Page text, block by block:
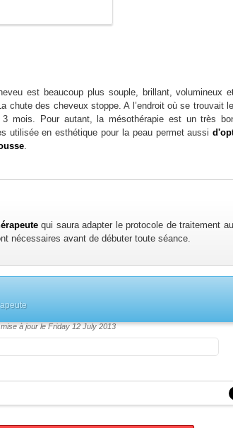
est beaucoup plus souple, brillant, volumineux
chute des cheveux stoppe. A l’endroit où se trouvait
mois. Pour autant, la mésothérapie est un très
utilisée en esthétique pour la peau permet aussi
.
qui saura adapter le protocole de traitement
nécessaires avant de débuter toute séance.
à jour le Friday 12 July 2013